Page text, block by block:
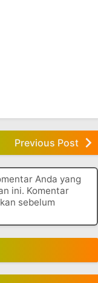
Previous Post
Anda yang
ini. Komentar
sebelum